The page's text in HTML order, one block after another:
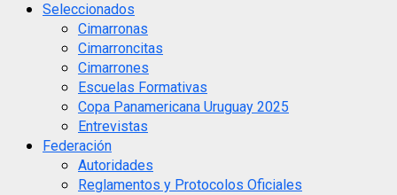
Seleccionados
Cimarronas
Cimarroncitas
Cimarrones
Escuelas Formativas
Copa Panamericana Uruguay 2025
Entrevistas
Federación
Autoridades
Reglamentos y Protocolos Oficiales